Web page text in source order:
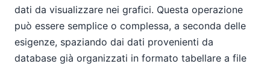
dati da visualizzare nei grafici. Questa operazione
può essere semplice o complessa, a seconda delle
esigenze, spaziando dai dati provenienti da
database già organizzati in formato tabellare a file